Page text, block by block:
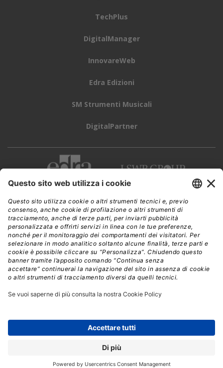
TechPlus
DigitalManager
InnovareWeb
Edra Edizioni
SM Strumenti Musicali
DigitalPartner
CWI è una testata giornalistica diEdra Edizioni s.r.l.
Direzione, amministrazione, redazione, pubblicità
Viale Enrico Forlanini 21 - 20134 Milano
Tel. +39 02 881841
C.F./P IVA 13002100157
www.edraedizioni.it|Privacy
Follow Us